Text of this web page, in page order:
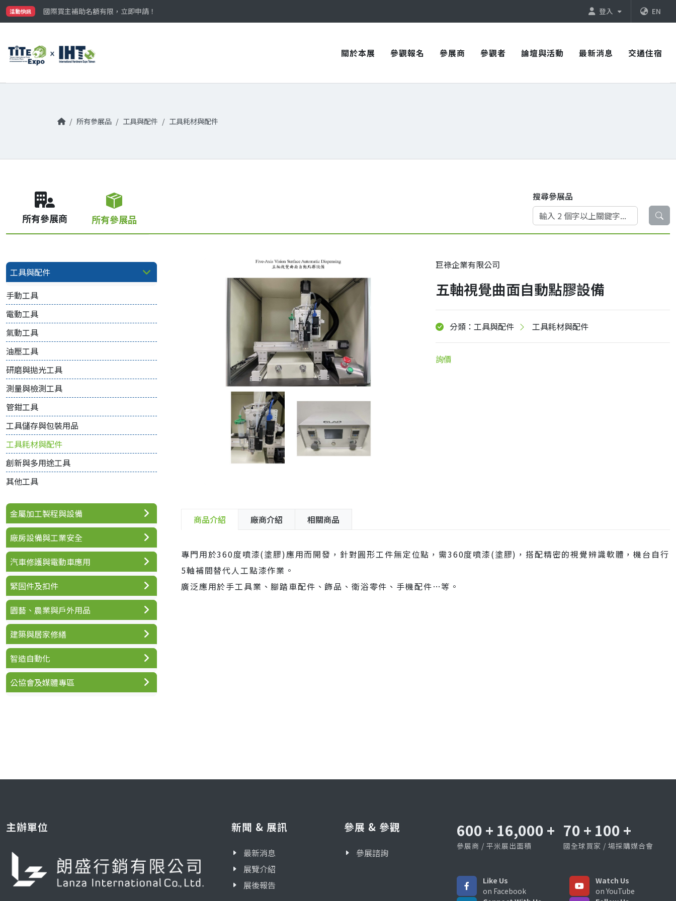
活動快訊
國際買主補助名額有限，立即申請！
參觀門票開放申請中‼️
登入 EN
關於本展 參觀報名 參展商 參觀者 論壇與活動 最新消息 交通住宿
所有參展品 工具與配件 工具耗材與配件
所有參展商 所有參展品
搜尋參展品
巨祿企業有限公司
五軸視覺曲面自動點膠設備
分類：工具與配件 工具耗材與配件
詢價
商品介紹 廠商介紹 相關商品
專門用於360度噴漆(塗膠)應用而開發，針對圓形工件無定位點，需360度噴漆(塗膠)，搭配精密的視覺辨識軟體，機台自行
5軸補間替代人工點漆作業。
廣泛應用於手工具業、腳踏車配件、飾品、衛浴零件、手機配件…等。
工具與配件
手動工具
電動工具
氣動工具
油壓工具
研磨與拋光工具
測量與檢測工具
管鉗工具
工具儲存與包裝用品
工具耗材與配件
創新與多用途工具
其他工具
金屬加工製程與設備
廠房設備與工業安全
汽車修護與電動車應用
緊固件及扣件
園藝、農業與戶外用品
建築與居家修繕
智造自動化
公協會及媒體專區
主辦單位 新聞 & 展訊
最新消息
展覽介紹
展後報告
參展 & 參觀
參展諮詢
600 + 16,000 +
參展商 / 平米展出面積
70 + 100 +
國全球買家 / 場採購媒合會
Like Us
on Facebook
Watch Us
on YouTube